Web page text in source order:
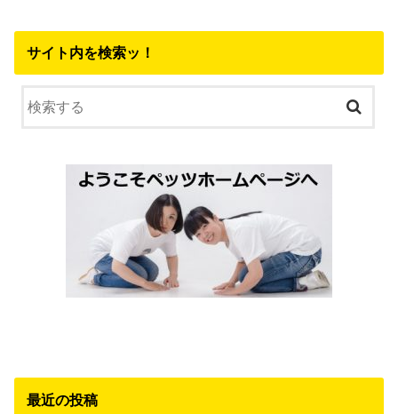
サイト内を検索ッ！
最近の投稿